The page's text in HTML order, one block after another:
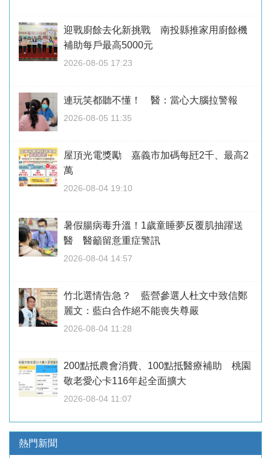
迎戰廚餘去化新挑戰 南投縣推家用廚餘機
補助每戶最高5000元
2026-08-05 17:23
連玩笑都聽不懂！ 醫：當心大腦拉警報
2026-08-05 11:35
屋頂光電獎勵 嘉義市加碼每瓩2千、最高2
萬
2026-08-04 19:10
暑假腸病毒升溫！1歲童睡夢反覆肌抽躍送
醫 醫籲留意重症警訊
2026-08-04 14:57
竹北選情告急？ 藍營參選人杜文中致信鄭
麗文：藍白合作絕不能喪失尊嚴
2026-08-04 11:28
200點抵農會消費、100點抵醫療補助 桃園
敬老愛心卡116年起全面擴大
2026-08-04 11:07
熱門新聞